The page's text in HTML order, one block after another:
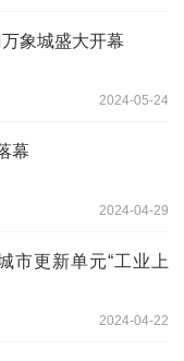
象城盛大开幕
2024-05-24
幕
2024-04-29
市更新单元“工业上
2024-04-22